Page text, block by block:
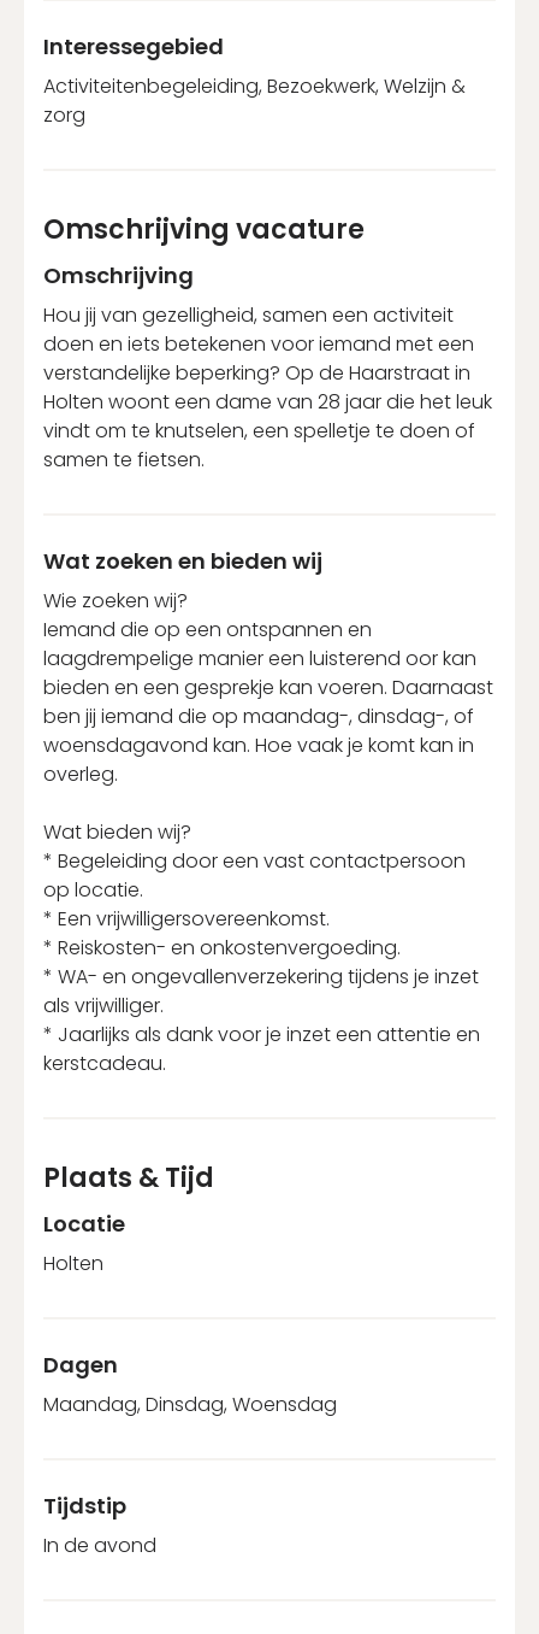
Interessegebied
Activiteitenbegeleiding, Bezoekwerk, Welzijn &
zorg
Omschrijving vacature
Omschrijving
Hou jij van gezelligheid, samen een activiteit
doen en iets betekenen voor iemand met een
verstandelijke beperking? Op de Haarstraat in
Holten woont een dame van 28 jaar die het leuk
vindt om te knutselen, een spelletje te doen of
samen te fietsen.
Wat zoeken en bieden wij
Wie zoeken wij?
Iemand die op een ontspannen en
laagdrempelige manier een luisterend oor kan
bieden en een gesprekje kan voeren. Daarnaast
ben jij iemand die op maandag-, dinsdag-, of
woensdagavond kan. Hoe vaak je komt kan in
overleg.
Wat bieden wij?
* Begeleiding door een vast contactpersoon
op locatie.
* Een vrijwilligersovereenkomst.
* Reiskosten- en onkostenvergoeding.
* WA- en ongevallenverzekering tijdens je inzet
als vrijwilliger.
* Jaarlijks als dank voor je inzet een attentie en
kerstcadeau.
Plaats & Tijd
Locatie
Holten
Dagen
Maandag, Dinsdag, Woensdag
Tijdstip
In de avond